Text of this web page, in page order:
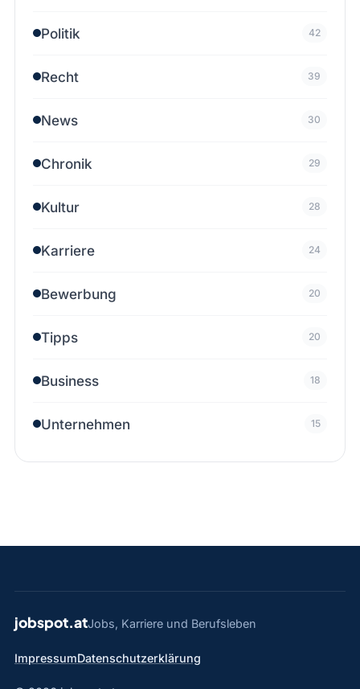
Politik 42
Recht 39
News 30
Chronik 29
Kultur 28
Karriere 24
Bewerbung 20
Tipps 20
Business 18
Unternehmen 15
jobspot.atJobs, Karriere und Berufsleben
ImpressumDatenschutzerklärung